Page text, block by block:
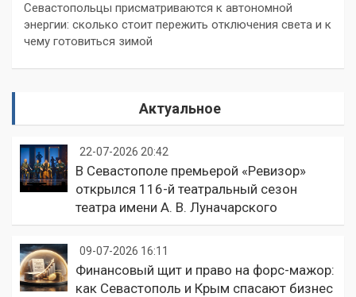
Севастопольцы присматриваются к автономной
энергии: сколько стоит пережить отключения света и к
чему готовиться зимой
Актуальное
22-07-2026 20:42
В Севастополе премьерой «Ревизор»
открылся 116-й театральный сезон
театра имени А. В. Луначарского
09-07-2026 16:11
Финансовый щит и право на форс-мажор:
как Севастополь и Крым спасают бизнес